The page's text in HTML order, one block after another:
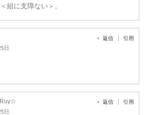
組に支障ない＞。
日
返信 引用
日
返信 引用